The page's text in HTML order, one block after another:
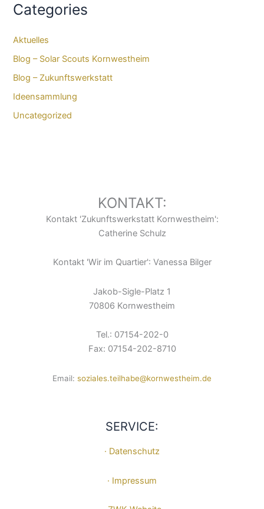
Categories
Aktuelles
Blog – Solar Scouts Kornwestheim​
Blog – Zukunftswerkstatt
Ideensammlung
Uncategorized
KONTAKT:
Kontakt 'Zukunftswerkstatt Kornwestheim':
Catherine Schulz
Kontakt 'Wir im Quartier': Vanessa Bilger
Jakob-Sigle-Platz 1
70806 Kornwestheim
Tel.: 07154-202-0
Fax: 07154-202-8710
Email: soziales.teilhabe@kornwestheim.de
SERVICE:
· Datenschutz
· Impressum